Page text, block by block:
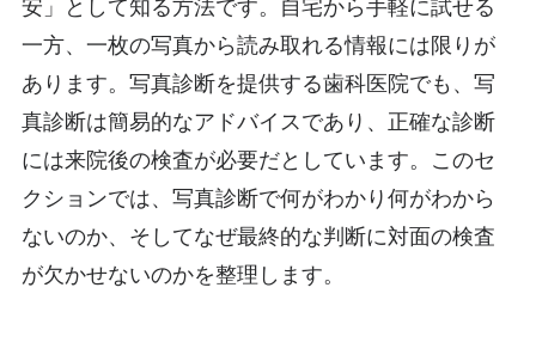
安」として知る方法です。自宅から手軽に試せる
一方、一枚の写真から読み取れる情報には限りが
あります。写真診断を提供する歯科医院でも、写
真診断は簡易的なアドバイスであり、正確な診断
には来院後の検査が必要だとしています。このセ
クションでは、写真診断で何がわかり何がわから
ないのか、そしてなぜ最終的な判断に対面の検査
が欠かせないのかを整理します。